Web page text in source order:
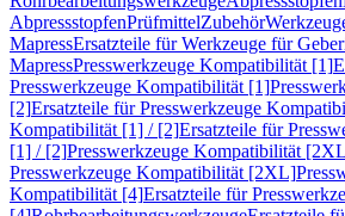
AbpressstopfenPrüfmittelZubehör
MapressErsatzteile für Werkzeuge für
MapressPresswerkzeuge Kompatibilität [1]
Presswerkzeuge Kompatibilität [1]
[2]Ersatzteile für Presswerkzeuge
Kompatibilität [1] / [2]Ersatzteile für
[1] / [2]Presswerkzeuge Kompatibilität
Presswerkzeuge Kompatibilität [2XL]
Kompatibilität [4]Ersatzteile für